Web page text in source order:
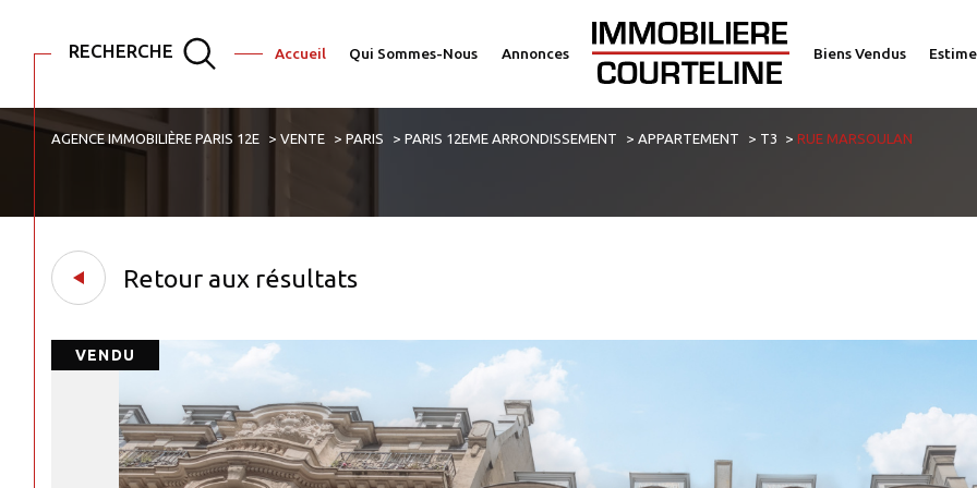
Accueil Qui Sommes-Nous Annonces Biens Vendus
RECHERCHE
de l'immo pro
TYPE DE BIEN 1 1
LOCALISATION BUDGET
voir les4annonces
Appartement
AGENCE IMMOBILIÈRE PARIS 12E VENTE PARIS PARIS 12EME ARRONDISSEMENT APPARTEMENT T3 RUE MARSOULAN
Retour aux résultats
VENDU